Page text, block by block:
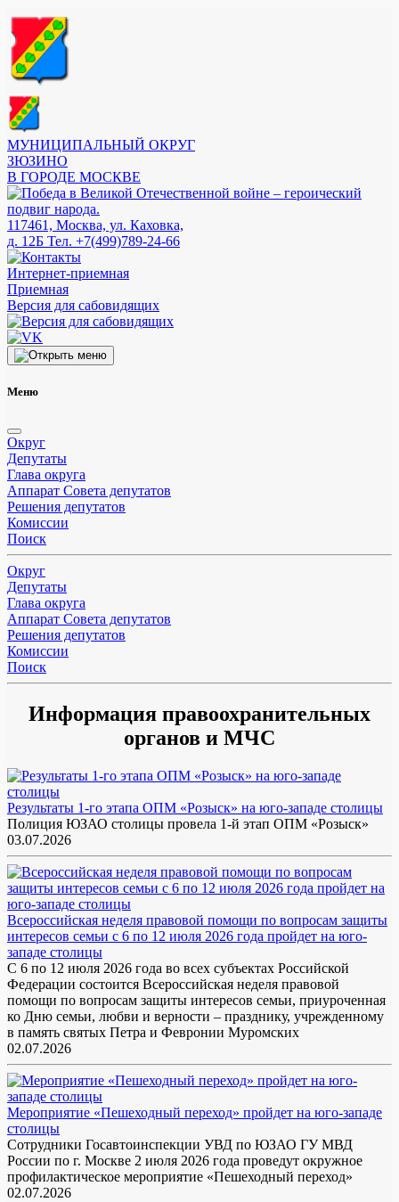
МУНИЦИПАЛЬНЫЙ ОКРУГ
ЗЮЗИНО
В ГОРОДЕ МОСКВЕ
117461, Москва, ул. Каховка,
д. 12Б Тел. +7(499)789-24-66
Интернет-приемная
Приемная
Версия для сабовидящих
Меню
Округ
Депутаты
Глава округа
Аппарат Совета депутатов
Решения депутатов
Комиссии
Поиск
Округ
Депутаты
Глава округа
Аппарат Совета депутатов
Решения депутатов
Комиссии
Поиск
Информация правоохранительных
органов и МЧС
Результаты 1-го этапа ОПМ «Розыск» на юго-западе столицы
Полиция ЮЗАО столицы провела 1-й этап ОПМ «Розыск»
03.07.2026
Всероссийская неделя правовой помощи по вопросам защиты
интересов семьи с 6 по 12 июля 2026 года пройдет на юго-
западе столицы
С 6 по 12 июля 2026 года во всех субъектах Российской
Федерации состоится Всероссийская неделя правовой
помощи по вопросам защиты интересов семьи, приуроченная
ко Дню семьи, любви и верности – празднику, учрежденному
в память святых Петра и Февронии Муромских
02.07.2026
Мероприятие «Пешеходный переход» пройдет на юго-западе
столицы
Сотрудники Госавтоинспекции УВД по ЮЗАО ГУ МВД
России по г. Москве 2 июля 2026 года проведут окружное
профилактическое мероприятие «Пешеходный переход»
02.07.2026